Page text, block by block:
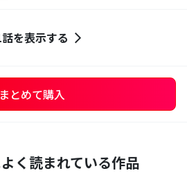
を表示する
まとめて購入
く読まれている作品